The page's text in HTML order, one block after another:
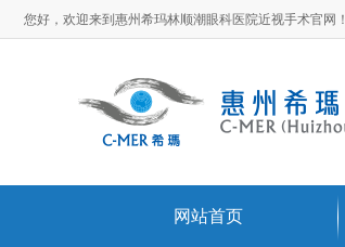
您好，欢迎来到惠州希玛林顺潮眼科医院近视手术官网！
网站首页